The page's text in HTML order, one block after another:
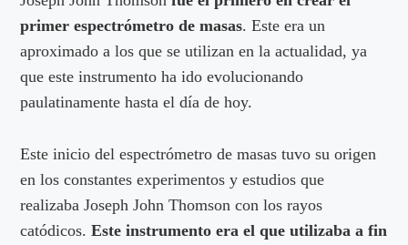
primer espectrómetro de masas. Este era un
aproximado a los que se utilizan en la actualidad, ya
que este instrumento ha ido evolucionando
paulatinamente hasta el día de hoy.
Este inicio del espectrómetro de masas tuvo su origen
en los constantes experimentos y estudios que
realizaba Joseph John Thomson con los rayos
catódicos.Este instrumento era el que utilizaba a fin